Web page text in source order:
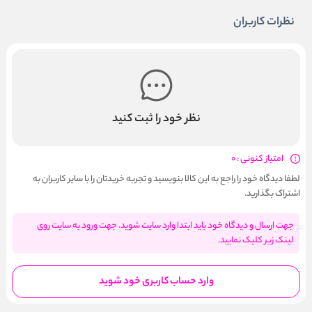
نظرات کاربران
نظر خود را ثبت کنید
امتیاز کنونی : 0
لطفا دیدگاه خود را راجع به این کالا بنویسید و تجربه خریدتان را با سایر کاربران به
اشتراک بگذارید.
جهت ارسال و دیدگاه خود باید ابتدا وارد سایت شوید. جهت ورود به سایت روی
لینک زیر کلیک نمایید.
وارد حساب کاربری خود شوید